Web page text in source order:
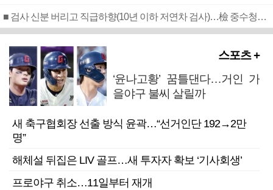
■ 검사 신분 버리고 직급하향(10년 이하 저연차 검사)…檢 중수청행 기피
스포츠 +
‘윤나고황’ 꿈틀댄다…거인 가
을야구 불씨 살릴까
새 축구협회장 선출 방식 윤곽…“선거인단 192→2만
명”
해체설 뒤집은 LIV 골프…새 투자자 확보 ‘기사회생’
프로야구 취소…11일부터 재개